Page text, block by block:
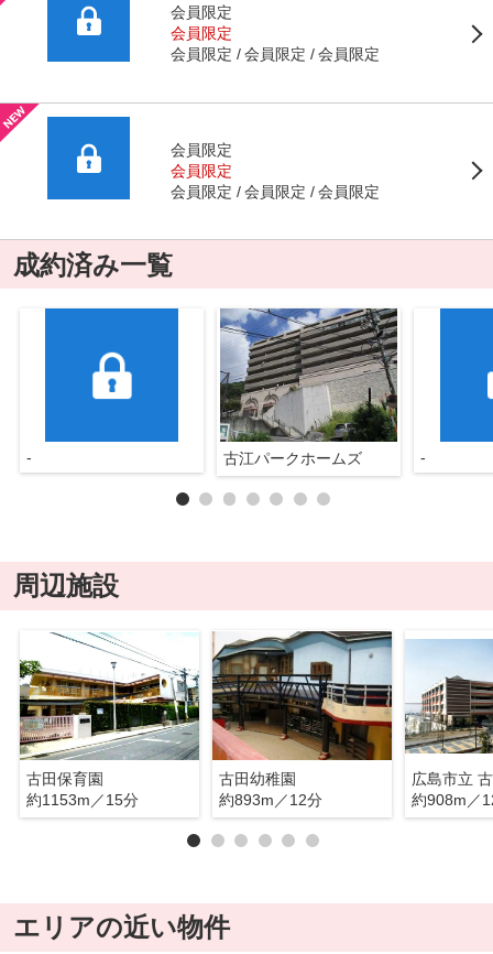
会員限定
会員限定
会員限定
会員限定 会員限定
会員限定
会員限定
会員限定
会員限定 会員限定
成約済み一覧
- 古江パークホームズ -
周辺施設
古田保育園
約1153m／15分
古田幼稚園
約893m／12分
広島市立
約908m／
エリアの近い物件